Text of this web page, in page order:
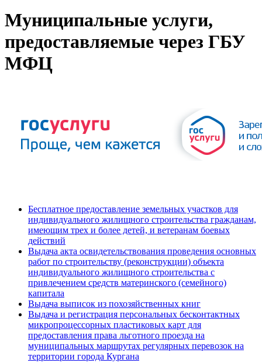
Муниципальные услуги,
предоставляемые через ГБУ
МФЦ
Бесплатное предоставление земельных участков для
индивидуального жилищного строительства гражданам,
имеющим трех и более детей, и ветеранам боевых
действий
Выдача акта освидетельствования проведения основных
работ по строительству (реконструкции) объекта
индивидуального жилищного строительства с
привлечением средств материнского (семейного)
капитала
Выдача выписок из похозяйственных книг
Выдача и регистрация персональных бесконтактных
микропроцессорных пластиковых карт для
предоставления права льготного проезда на
муниципальных маршрутах регулярных перевозок на
территории города Кургана